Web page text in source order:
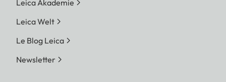
Leica Akademie
Leica Welt
Le Blog Leica
Newsletter